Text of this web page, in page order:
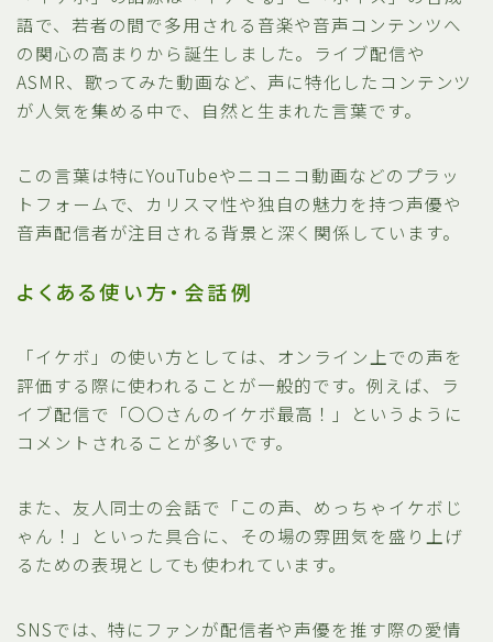
語で、若者の間で多用される音楽や音声コンテンツへ
の関心の高まりから誕生しました。ライブ配信や
ASMR、歌ってみた動画など、声に特化したコンテンツ
が人気を集める中で、自然と生まれた言葉です。
この言葉は特にYouTubeやニコニコ動画などのプラッ
トフォームで、カリスマ性や独自の魅力を持つ声優や
音声配信者が注目される背景と深く関係しています。
よくある使い方・会話例
「イケボ」の使い方としては、オンライン上での声を
評価する際に使われることが一般的です。例えば、ラ
イブ配信で「〇〇さんのイケボ最高！」というように
コメントされることが多いです。
また、友人同士の会話で「この声、めっちゃイケボじ
ゃん！」といった具合に、その場の雰囲気を盛り上げ
るための表現としても使われています。
SNSでは、特にファンが配信者や声優を推す際の愛情